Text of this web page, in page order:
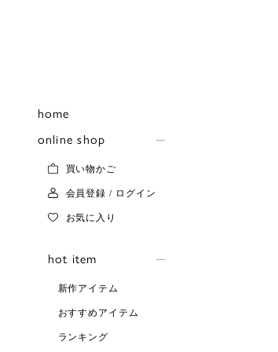
home
online shop
買い物かご
会員登録 / ログイン
お気に入り
hot item
新作アイテム
おすすめアイテム
ランキング